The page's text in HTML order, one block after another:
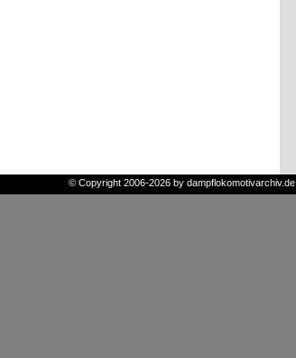
© Copyright 2006-2026 by dampflokomotivarchiv.de